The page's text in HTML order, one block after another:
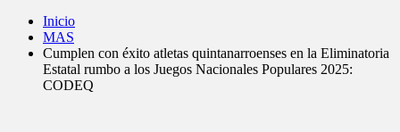
Inicio
MAS
Cumplen con éxito atletas quintanarroenses en la Eliminatoria
Estatal rumbo a los Juegos Nacionales Populares 2025:
CODEQ